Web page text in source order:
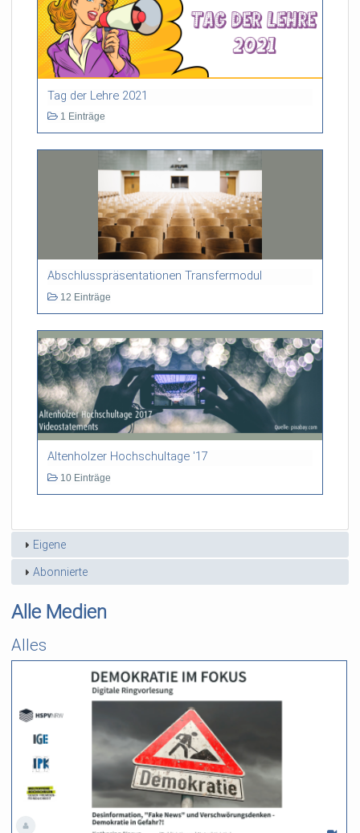
Tag der Lehre 2021
1 Einträge
Abschlusspräsentationen Transfermodul
12 Einträge
Altenholzer Hochschultage '17
10 Einträge
Eigene
Abonnierte
Alle Medien
Alles